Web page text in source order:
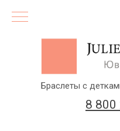
8 800
Браслеты с